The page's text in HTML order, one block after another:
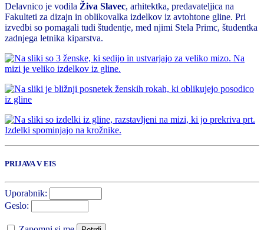
Delavnico je vodila Živa Slavec, arhitektka, predavateljica na
Fakulteti za dizajn in oblikovalka izdelkov iz avtohtone gline. Pri
izvedbi so pomagali tudi študentje, med njimi Stela Primc, študentka
zadnjega letnika kiparstva.
PRIJAVA V EIS
Uporabnik:
Geslo: